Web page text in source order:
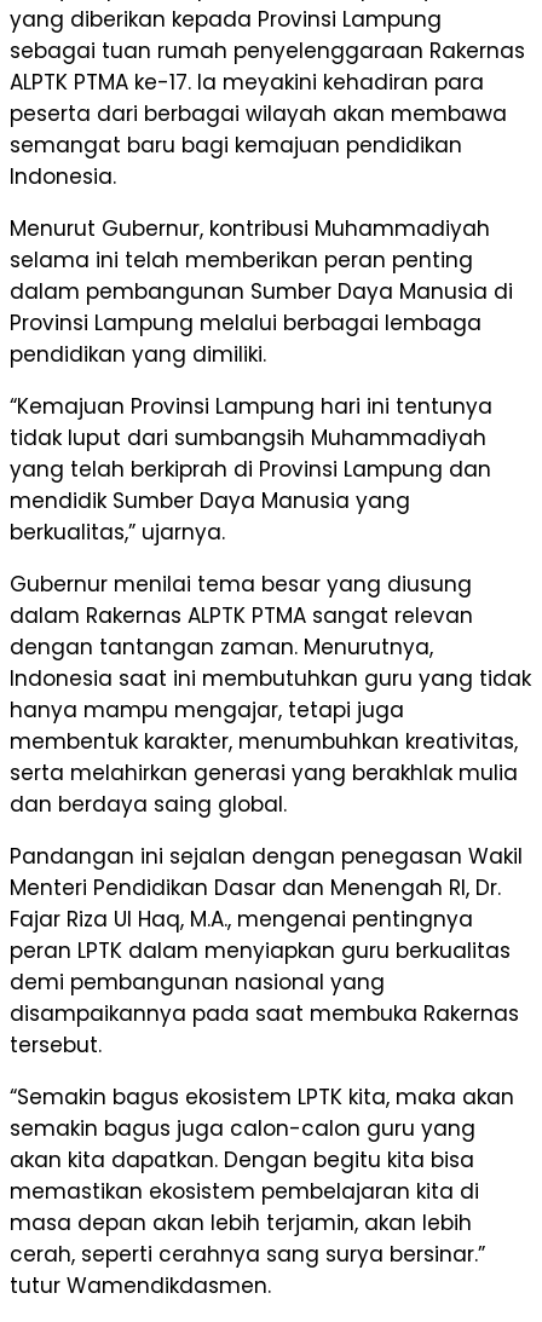
yang diberikan kepada Provinsi Lampung
sebagai tuan rumah penyelenggaraan Rakernas
ALPTK PTMA ke-17. Ia meyakini kehadiran para
peserta dari berbagai wilayah akan membawa
semangat baru bagi kemajuan pendidikan
Indonesia.
Menurut Gubernur, kontribusi Muhammadiyah
selama ini telah memberikan peran penting
dalam pembangunan Sumber Daya Manusia di
Provinsi Lampung melalui berbagai lembaga
pendidikan yang dimiliki.
“Kemajuan Provinsi Lampung hari ini tentunya
tidak luput dari sumbangsih Muhammadiyah
yang telah berkiprah di Provinsi Lampung dan
mendidik Sumber Daya Manusia yang
berkualitas,” ujarnya.
Gubernur menilai tema besar yang diusung
dalam Rakernas ALPTK PTMA sangat relevan
dengan tantangan zaman. Menurutnya,
Indonesia saat ini membutuhkan guru yang tidak
hanya mampu mengajar, tetapi juga
membentuk karakter, menumbuhkan kreativitas,
serta melahirkan generasi yang berakhlak mulia
dan berdaya saing global.
Pandangan ini sejalan dengan penegasan Wakil
Menteri Pendidikan Dasar dan Menengah RI, Dr.
Fajar Riza Ul Haq, M.A., mengenai pentingnya
peran LPTK dalam menyiapkan guru berkualitas
demi pembangunan nasional yang
disampaikannya pada saat membuka Rakernas
tersebut.
“Semakin bagus ekosistem LPTK kita, maka akan
semakin bagus juga calon-calon guru yang
akan kita dapatkan. Dengan begitu kita bisa
memastikan ekosistem pembelajaran kita di
masa depan akan lebih terjamin, akan lebih
cerah, seperti cerahnya sang surya bersinar.”
tutur Wamendikdasmen.